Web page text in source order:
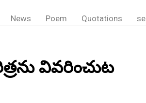
News Poem Quotations se
వివరించుట